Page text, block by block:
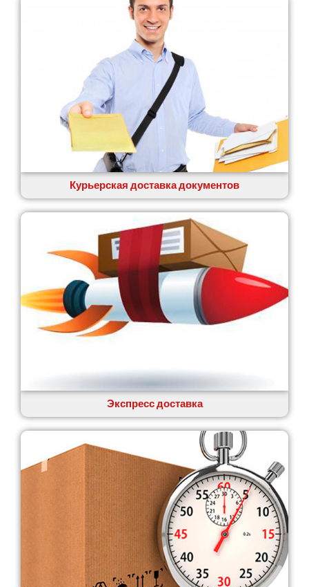
Великий Омеляник
Верхнеднепровск
Вита-Почтовая
Вольнянск
Вознесенск
Южноукраинск
Запорожье
Заречаны
Зазимье
Здолбунов
Змиев
Звенигородка
Звягель
Курьерская доставка документов
Экспресс доставка